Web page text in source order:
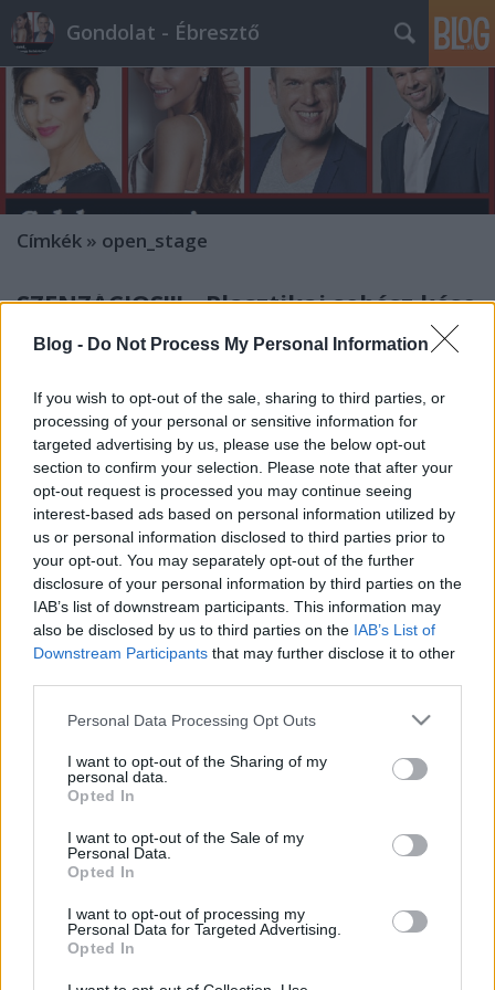
Blog - Do Not Process My Personal Information
If you wish to opt-out of the sale, sharing to third parties, or
processing of your personal or sensitive information for
targeted advertising by us, please use the below opt-out
section to confirm your selection. Please note that after your
opt-out request is processed you may continue seeing
interest-based ads based on personal information utilized by
us or personal information disclosed to third parties prior to
your opt-out. You may separately opt-out of the further
disclosure of your personal information by third parties on the
IAB’s list of downstream participants. This information may
also be disclosed by us to third parties on the IAB’s List of
Downstream Participants that may further disclose it to other
Please note that this website/app uses one or more Google
not limited to your visit or usage behaviour. You may click to
grant or deny consent to Google and its third-party tags to
use your data for below specified purposes in below Google
consent section.
Personal Data Processing Opt Outs
I want to opt-out of the Sharing of my
personal data.
Opted In
I want to opt-out of the Sale of my
Personal Data.
Opted In
I want to opt-out of processing my
Personal Data for Targeted Advertising.
Opted In
Gondolat - Ébresztő
Címkék » open_stage
SZENZÁCIÓS!!! - Plasztikai sebész kése
alá fekszik a sztár-énekes felesége...
Ez történik akkor, amikor jelentéktelen emberek
ismertséget szereznek... Magyarán (?), celebek
lesznek... Hogy jogosan vagy jogtalanul, arról most
ne beszéljünk...Tény, hogy 2010 legjobb férfi hangja
Kökény Attila lett... Tény, hogy Attila már egyszer
megcsalta a feleségét, de erre…